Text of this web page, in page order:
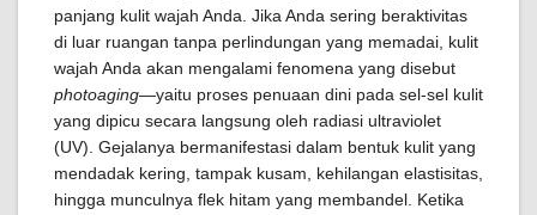
panjang kulit wajah Anda. Jika Anda sering beraktivitas
di luar ruangan tanpa perlindungan yang memadai, kulit
wajah Anda akan mengalami fenomena yang disebut
photoaging—yaitu proses penuaan dini pada sel-sel kulit
yang dipicu secara langsung oleh radiasi ultraviolet
(UV). Gejalanya bermanifestasi dalam bentuk kulit yang
mendadak kering, tampak kusam, kehilangan elastisitas,
hingga munculnya flek hitam yang membandel. Ketika